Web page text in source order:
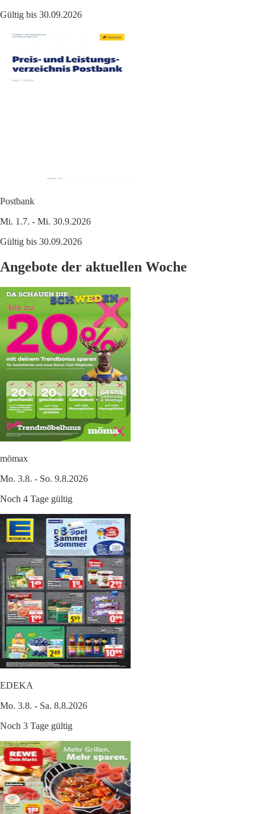
Gültig bis 30.09.2026
Postbank
Mi. 1.7. - Mi. 30.9.2026
Gültig bis 30.09.2026
Angebote der aktuellen Woche
mömax
Mo. 3.8. - So. 9.8.2026
Noch 4 Tage gültig
EDEKA
Mo. 3.8. - Sa. 8.8.2026
Noch 3 Tage gültig